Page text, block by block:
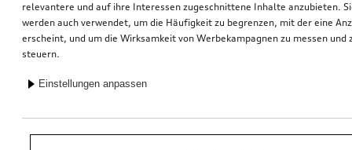
*Unverbindliche Preisempfehlung der Importeurin AMAG Import AG. Inkl.
gesetzlicher MwSt. Preise beim Audi Partner können abweichen; weitere
relevantere und auf ihre Interessen zugeschnittene Inhalte anzubieten.
werden auch verwendet, um die Häufigkeit zu begrenzen, mit der eine
erscheint, und um die Wirksamkeit von Werbekampagnen zu messen und
steuern.
Einstellungen anpassen